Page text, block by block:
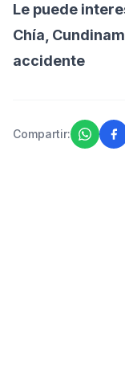
Le puede
Chía,
accidente
Compartir: